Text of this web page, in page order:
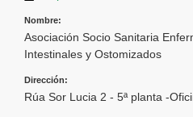
Nombre:
Asociación Socio Sanitaria
Intestinales y Ostomizados
Dirección:
Rúa Sor Lucia 2 - 5ª planta -